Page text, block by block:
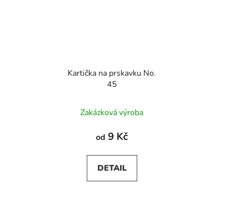
Kartička na prskavku No.
45
Zakázková výroba
od 9 Kč
DETAIL